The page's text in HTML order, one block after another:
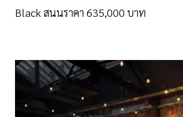
Black สนนราคา 635,000 บาท